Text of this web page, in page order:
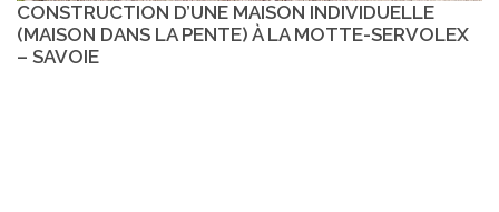
CONSTRUCTION D’UNE MAISON INDIVIDUELLE
(MAISON DANS LA PENTE) À LA MOTTE-SERVOLEX
– SAVOIE